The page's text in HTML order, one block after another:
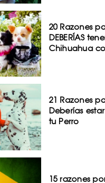
20 Razones
DEBERÍAS
Chihuahua
21 Razones
Deberías
tu Perro
15 razones